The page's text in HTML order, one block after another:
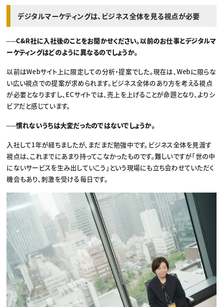
デジタルマーケティングは、ビジネス全体を見る視点が必要
──C&R社に入社後のことをお聞かせください。以前のお仕事とデジタルマ
ーケティングはどのように異なるのでしょうか。
以前はWebサイト上に限定しての分析・提案でした。現在は、Webに限らな
い広い視点での提案が求められます。ビジネス全体のあり方を考える視点
が必要となりますし、ECサイトでは、売上を上げることが命題となり、よりシ
ビアだと感じています。
──慣れないうちは大変だったのではないでしょうか。
入社して1年が経ちましたが、まだまだ勉強中です。ビジネス全体を見渡す
視点は、これまでにあまり持ってこなかったものです。難しいですが「世の中
にないサービスを生み出していこう」という現場にも立ち会わせていただく
機会もあり、刺激を受ける毎日です。